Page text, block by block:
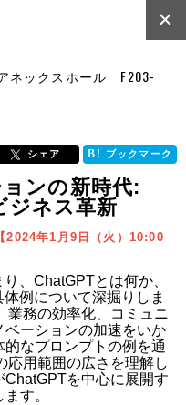
ネックスホール F203-
×
シェア ブックマーク
ンの新時代:
ジネス革新
2024年1月9日（火）10:00
、ChatGPTとは何か、
例について深掘りしま
業務の効率化、コミュニ
ーションの加速をいか
なプロンプトの例を通
応用範囲の広さを理解し
ChatGPTを中心に展開す
す。